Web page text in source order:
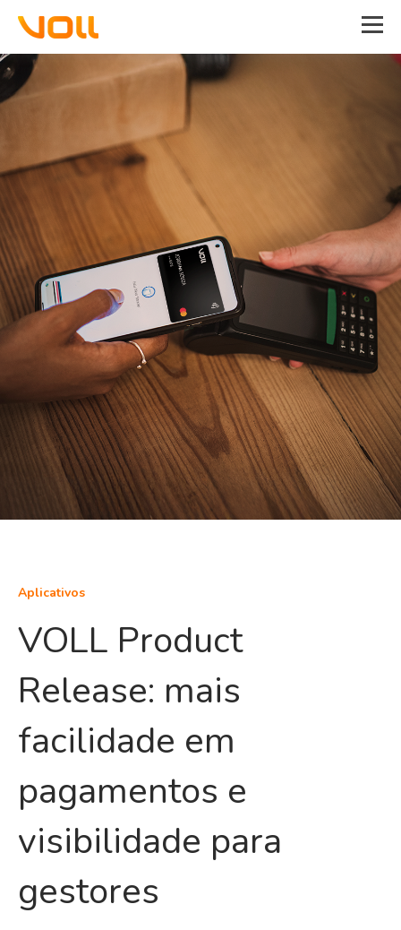
Aplicativos
VOLL Product
Release: mais
facilidade em
pagamentos e
visibilidade para
gestores